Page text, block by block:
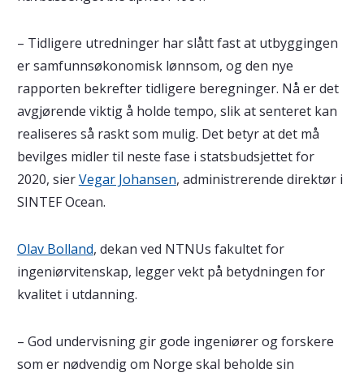
– Tidligere utredninger har slått fast at utbyggingen
er samfunnsøkonomisk lønnsom, og den nye
rapporten bekrefter tidligere beregninger. Nå er det
avgjørende viktig å holde tempo, slik at senteret kan
realiseres så raskt som mulig. Det betyr at det må
bevilges midler til neste fase i statsbudsjettet for
2020, sierVegar Johansen, administrerende direktør i
SINTEF Ocean.
Olav Bolland, dekan ved NTNUs fakultet for
ingeniørvitenskap, legger vekt på betydningen for
kvalitet i utdanning.
– God undervisning gir gode ingeniører og forskere
som er nødvendig om Norge skal beholde sin